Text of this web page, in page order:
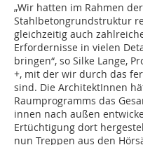
„Wir hatten im Rahmen
Stahlbetongrundstruktur
gleichzeitig auch
Erfordernisse in vielen
bringen“, so Silke Lange,
+, mit der wir durch das
sind. Die ArchitektInnen
Raumprogramms das
innen nach außen
Ertüchtigung dort
nun Treppen aus den